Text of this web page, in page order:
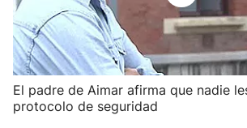
El padre de Aimar afirma que nadie
protocolo de seguridad